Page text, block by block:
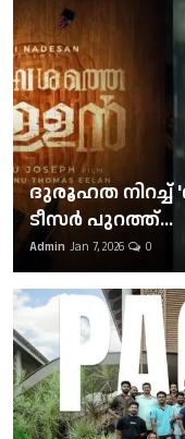
ദുരൂഹത
ടീസര്‍ പുറത്ത്...
Admin Jan 7, 2026 0